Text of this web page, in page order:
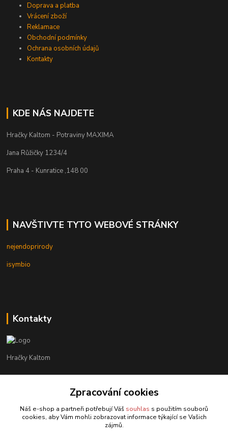
Doprava a platba
Vrácení zboží
Reklamace
Obchodní podmínky
Ochrana osobních údajů
Kontakty
KDE NÁS NAJDETE
Hračky Kaltom - Potraviny MAXIMA
Jana Růžičky 1234/4
Praha 4 - Kunratice ,148 00
NAVŠTIVTE TYTO WEBOVÉ STRÁNKY
nejendoprirody
isymbio
Kontakty
Hračky Kaltom
+420 777 538 008
hrackykaltom@gmail.com
Zpracování cookies
Náš e-shop a partneři potřebují Váš souhlas s použitím souborů
cookies, aby Vám mohli zobrazovat informace týkající se Vašich
zájmů.